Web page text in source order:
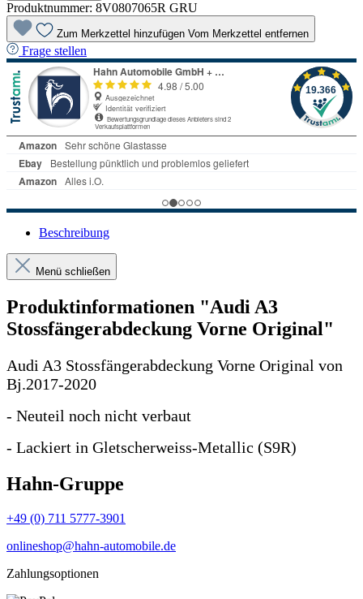
Produktnummer: 8V0807065R GRU
Zum Merkzettel hinzufügen Vom Merkzettel entfernen
Frage stellen
Beschreibung
Menü schließen
Produktinformationen "Audi A3
Stossfängerabdeckung Vorne Original"
Audi A3 Stossfängerabdeckung Vorne Original von
Bj.2017-2020
- Neuteil noch nicht verbaut
- Lackiert in Gletscherweiss-Metallic (S9R)
Hahn-Gruppe
+49 (0) 711 5777-3901
onlineshop@hahn-automobile.de
Zahlungsoptionen